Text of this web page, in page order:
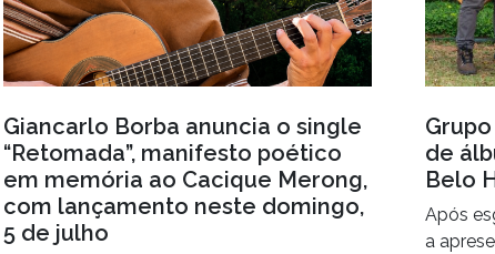
Giancarlo Borba anuncia o single
“Retomada”, manifesto poético
em memória ao Cacique Merong,
com lançamento neste domingo,
5 de julho
de
Belo
Após
a